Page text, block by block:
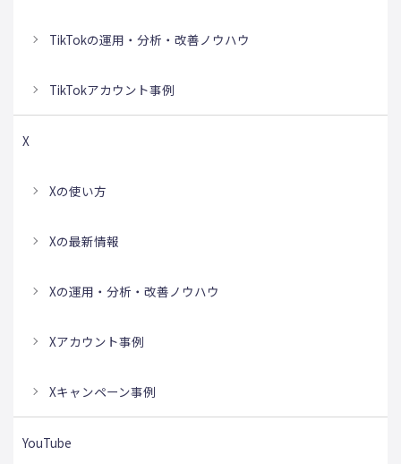
TikTokの運用・分析・改善ノウハウ
TikTokアカウント事例
X
Xの使い方
Xの最新情報
Xの運用・分析・改善ノウハウ
Xアカウント事例
Xキャンペーン事例
YouTube